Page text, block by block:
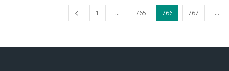
1 ... 765 766 767 ...